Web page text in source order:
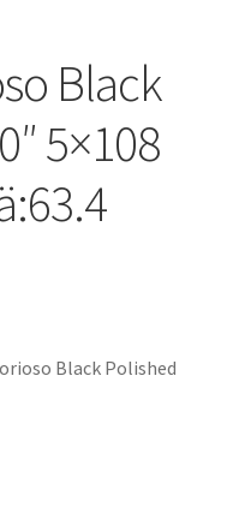
Black
5×108
Black Polished